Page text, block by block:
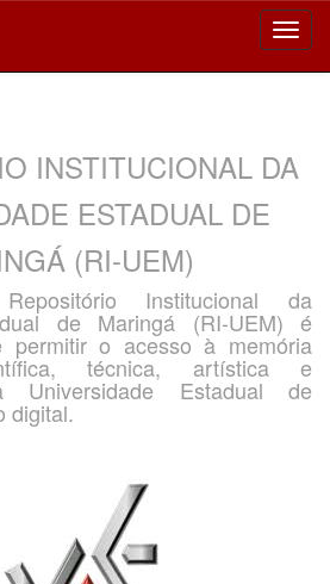
INSTITUCIONAL DA
ESTADUAL DE
(RI-UEM)
Institucional da
de Maringá (RI-UEM) é
permitir o acesso à memória
técnica, artística e
Universidade Estadual de
digital.